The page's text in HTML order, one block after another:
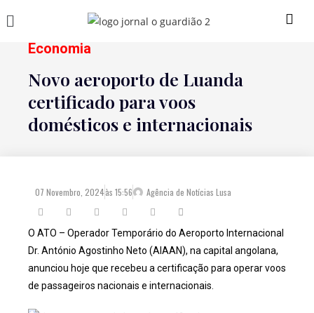
Economia
Novo aeroporto de Luanda
certificado para voos
domésticos e internacionais
07 Novembro, 2024às 15:56 Agência de Notícias Lusa
O ATO – Operador Temporário do Aeroporto Internacional
Dr. António Agostinho Neto (AIAAN), na capital angolana,
anunciou hoje que recebeu a certificação para operar voos
de passageiros nacionais e internacionais.